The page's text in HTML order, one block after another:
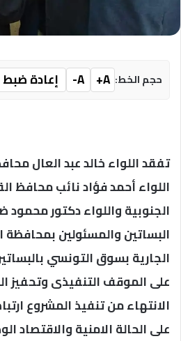
حجم الخط: A+
A- إعادة ضبط
تفقد اللواء خالد عبد العال
اللواء أحمد فؤاد نائب محافظ
الجنوبية واللواء دكتور
البساتين والمسئولين بمحافظة
الجارية بسوق التونسي
على الموقف التنفيذى وتحفيز
الانتهاء من تنفيذ المشروع
على الحالة الامنية والاقتصاد